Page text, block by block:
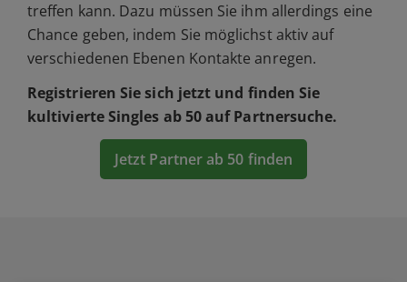
treffen kann. Dazu müssen Sie ihm allerdings eine
Chance geben, indem Sie möglichst aktiv auf
verschiedenen Ebenen Kontakte anregen.
Registrieren Sie sich jetzt und finden Sie
kultivierte Singles ab 50 auf Partnersuche.
Jetzt Partner ab 50 finden